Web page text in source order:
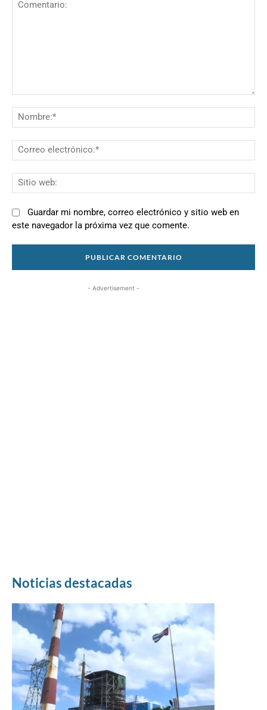
Guardar mi nombre, correo electrónico y sitio web en
este navegador la próxima vez que comente.
- Advertisement -
Noticias destacadas